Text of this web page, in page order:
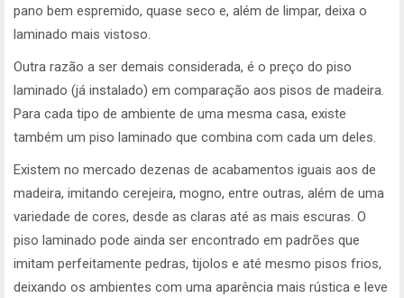
pano bem espremido, quase seco e, além de limpar, deixa o
laminado mais vistoso.
Outra razão a ser demais considerada, é o preço do piso
laminado (já instalado) em comparação aos pisos de madeira.
Para cada tipo de ambiente de uma mesma casa, existe
também um piso laminado que combina com cada um deles.
Existem no mercado dezenas de acabamentos iguais aos de
madeira, imitando cerejeira, mogno, entre outras, além de uma
variedade de cores, desde as claras até as mais escuras. O
piso laminado pode ainda ser encontrado em padrões que
imitam perfeitamente pedras, tijolos e até mesmo pisos frios,
deixando os ambientes com uma aparência mais rústica e leve